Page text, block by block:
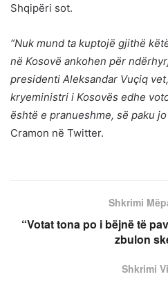
Shqipëri sot.
“Nuk mund ta kuptojë gjithë
në Kosovë ankohen për
presidenti Aleksandar Vuçiq
kryeministri i Kosovës edhe
është e pranueshme, së paku jo
Cramon në Twitter.
Shkrimi
“Votat tona po i bëjnë të
zbulon
Shkrimi